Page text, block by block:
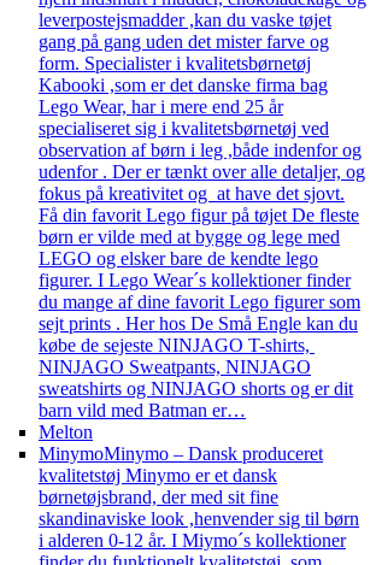
leverpostejsmadder ,kan du vaske tøjet
gang på gang uden det mister farve og
form. Specialister i kvalitetsbørnetøj
Kabooki ,som er det danske firma bag
Lego Wear, har i mere end 25 år
specialiseret sig i kvalitetsbørnetøj ved
observation af børn i leg ,både indenfor og
udenfor . Der er tænkt over alle detaljer, og
fokus på kreativitet og at have det sjovt.
Få din favorit Lego figur på tøjet De fleste
børn er vilde med at bygge og lege med
LEGO og elsker bare de kendte lego
figurer. I Lego Wear´s kollektioner finder
du mange af dine favorit Lego figurer som
sejt prints . Her hos De Små Engle kan du
købe de sejeste NINJAGO T-shirts,
NINJAGO Sweatpants, NINJAGO
sweatshirts og NINJAGO shorts og er dit
barn vild med Batman er…
Melton
MinymoMinymo – Dansk produceret
kvalitetstøj Minymo er et dansk
børnetøjsbrand, der med sit fine
skandinaviske look ,henvender sig til børn
i alderen 0-12 år. I Miymo´s kollektioner